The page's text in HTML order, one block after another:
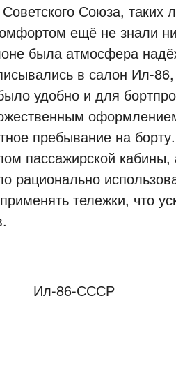
Союза, таких
ещё не знали
была атмосфера
в салон Ил-
удобно и для
пребывание на
пассажирской
рационально
тележки, что